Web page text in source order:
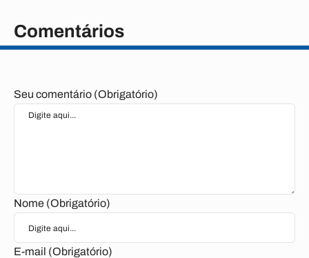
Comentários
Seu comentário (Obrigatório)
Nome (Obrigatório)
E-mail (Obrigatório)